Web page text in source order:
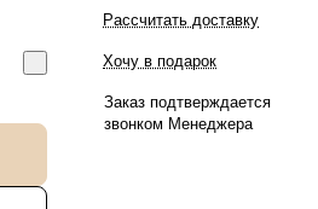
Рассчитать доставку
Хочу в подарок
Заказ подтверждается
звонком Менеджера